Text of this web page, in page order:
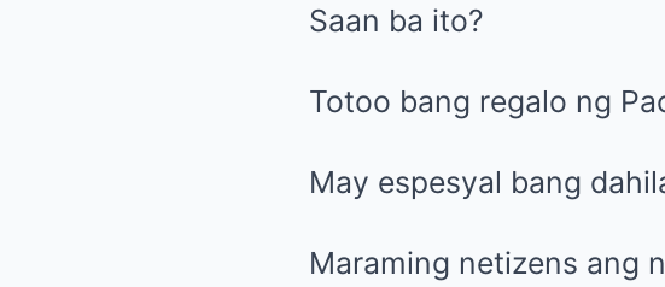
Saan ba ito?
Totoo bang regalo ng
May espesyal bang
Maraming netizens ang